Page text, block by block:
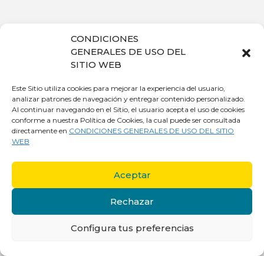
CONDICIONES
GENERALES DE USO DEL
SITIO WEB
Este Sitio utiliza cookies para mejorar la experiencia del usuario,
analizar patrones de navegación y entregar contenido personalizado.
Al continuar navegando en el Sitio, el usuario acepta el uso de cookies
conforme a nuestra Política de Cookies, la cual puede ser consultada
directamente en CONDICIONES GENERALES DE USO DEL SITIO
WEB
Aceptar
Rechazar
Configura tus preferencias